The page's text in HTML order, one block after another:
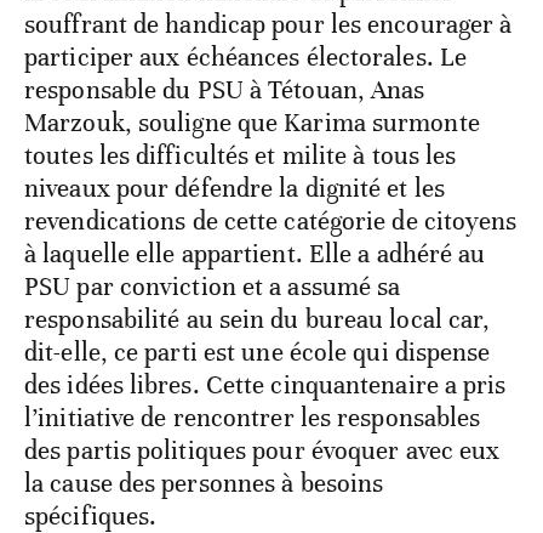
souffrant de handicap pour les encourager à
participer aux échéances électorales. Le
responsable du PSU à Tétouan, Anas
Marzouk, souligne que Karima surmonte
toutes les difficultés et milite à tous les
niveaux pour défendre la dignité et les
revendications de cette catégorie de citoyens
à laquelle elle appartient. Elle a adhéré au
PSU par conviction et a assumé sa
responsabilité au sein du bureau local car,
dit-elle, ce parti est une école qui dispense
des idées libres. Cette cinquantenaire a pris
l’initiative de rencontrer les responsables
des partis politiques pour évoquer avec eux
la cause des personnes à besoins
spécifiques.